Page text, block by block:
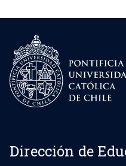
Dirección de